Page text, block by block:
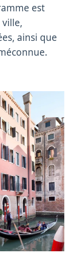
est
ainsi que